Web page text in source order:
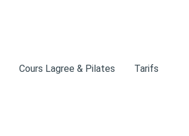
Cours Lagree & Pilates Tarifs